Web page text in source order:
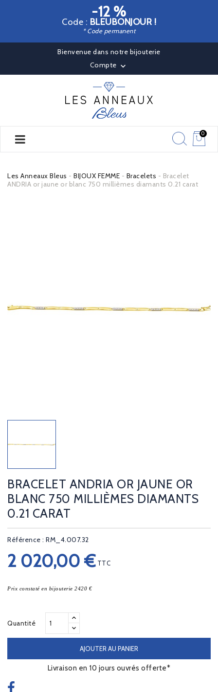
-12 %
Code : BLEUBONJOUR !
* Code permanent
Bienvenue dans notre bijouterie
Compte 
0
Les Anneaux Bleus BIJOUX FEMME Bracelets
Bracelet
ANDRIA or jaune or blanc 750 millièmes diamants 0.21 carat
BRACELET ANDRIA OR JAUNE OR
BLANC 750 MILLIÈMES DIAMANTS
0.21 CARAT
Référence : RM_4.007.32
2 020,00 € TTC
Prix constaté en bijouterie 2420 €
Quantité
AJOUTER AU PANIER
Livraison en 10 jours ouvrés offerte*